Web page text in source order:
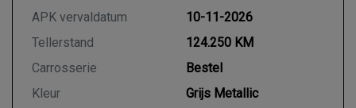
APK vervaldatum
10-11-2026
Tellerstand
124.250 KM
Carrosserie
Bestel
Kleur
Grijs Metallic